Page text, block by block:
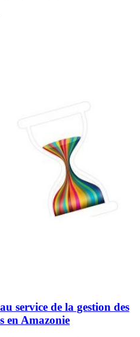
service de la gestion des
en Amazonie